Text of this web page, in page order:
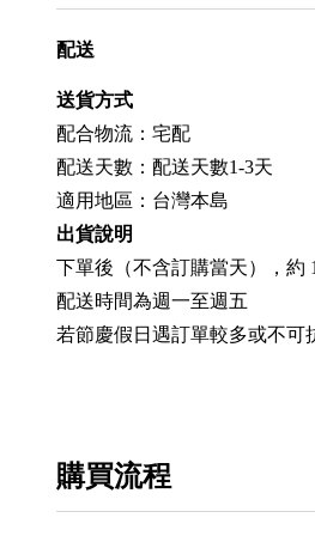
配送
送貨方式
配合物流：宅配
配送天數：配送天數1-3天
適用地區：台灣本島
出貨說明
下單後（不含訂購當天），約
配送時間為週一至週五
若節慶假日遇訂單較多或不
購買流程